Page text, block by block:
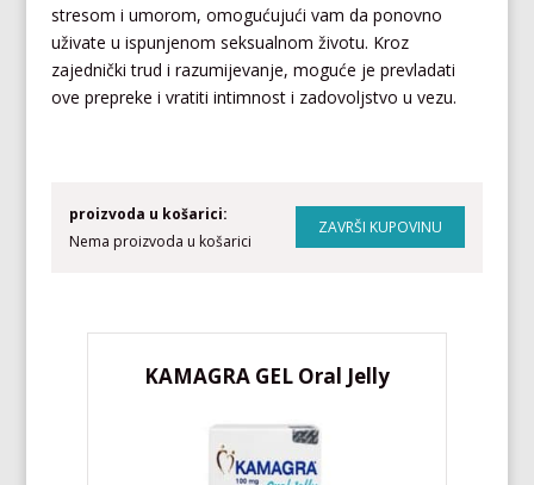
stresom i umorom, omogućujući vam da ponovno
uživate u ispunjenom seksualnom životu. Kroz
zajednički trud i razumijevanje, moguće je prevladati
ove prepreke i vratiti intimnost i zadovoljstvo u vezu.
proizvoda u košarici:
Nema proizvoda u košarici
KAMAGRA GEL Oral Jelly